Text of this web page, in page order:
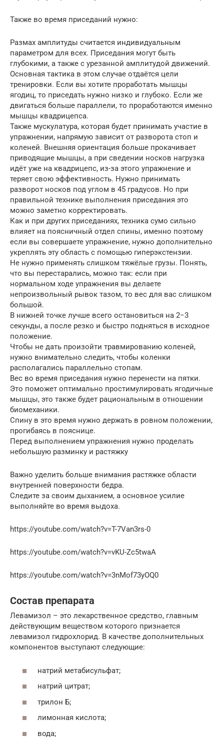
Также во время приседаний нужно:
Размах амплитуды считается индивидуальным
параметром для всех. Приседания могут быть
глубокими, а также с урезанной амплитудой движений.
Основная тактика в этом случае отдаётся цели
тренировки. Если вы хотите проработать мышцы
ягодиц, то приседать нужно низко и глубоко. Если же
двигаться больше параллели, то проработаются именно
мышцы квадрицепса.
Также мускулатура, которая будет принимать участие в
упражнении, напрямую зависит от разворота стоп и
коленей. Внешняя ориентация больше прокачивает
приводящие мышцы, а при сведении носков нагрузка
идёт уже на квадрицепс, из-за этого упражнение и
теряет свою эффективность. Нужно принимать
разворот носков под углом в 45 градусов. Но при
правильной технике выполнения приседания это
можно заметно корректировать.
Как и при других приседаниях, техника сумо сильно
влияет на поясничный отдел спины, именно поэтому
если вы совершаете упражнение, нужно дополнительно
укреплять эту область с помощью гиперэкстензии.
Не нужно применять слишком тяжёлые грузы. Понять,
что вы перестарались, можно так: если при
нормальном ходе упражнения вы делаете
непроизвольный рывок тазом, то вес для вас слишком
большой.
В нижней точке лучше всего остановиться на 2−3
секунды, а после резко и быстро подняться в исходное
положение.
Чтобы не дать произойти травмированию коленей,
нужно внимательно следить, чтобы коленки
располагались параллельно стопам.
Вес во время приседания нужно перенести на пятки.
Это поможет оптимально простимулировать ягодичные
мышцы, это также будет рациональным в отношении
биомеханики.
Спину в это время нужно держать в ровном положении,
прогибаясь в пояснице.
Перед выполнением упражнения нужно проделать
небольшую разминку и растяжку
Важно уделить больше внимания растяжке области
внутренней поверхности бедра.
Следите за своим дыханием, а основное усилие
выполняйте во время выдоха.
https://youtube.com/watch?v=T-7Van3rs-0
https://youtube.com/watch?v=vKU-Zc5twaA
https://youtube.com/watch?v=3nMof73yOQ0
Состав препарата
Левамизол – это лекарственное средство, главным
действующим веществом которого признается
левамизол гидрохлорид. В качестве дополнительных
компонентов выступают следующие:
натрий метабисульфат;
натрий цитрат;
трилон Б;
лимонная кислота;
вода;